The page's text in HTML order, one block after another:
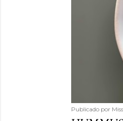
Publicado por